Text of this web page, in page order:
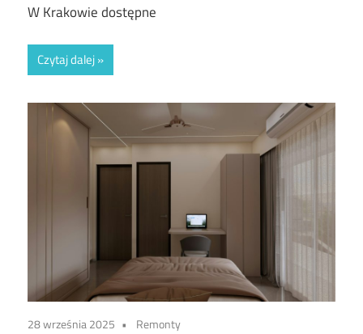
W Krakowie dostępne
Czytaj dalej
28 września 2025 Remonty